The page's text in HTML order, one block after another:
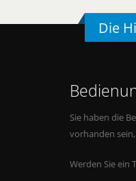
Die
Sie haben die
vorhanden
Werden Sie ein